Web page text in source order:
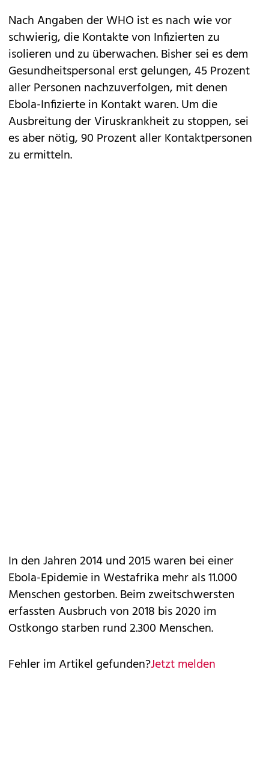
Nach Angaben der WHO ist es nach wie vor
schwierig, die Kontakte von Infizierten zu
isolieren und zu überwachen. Bisher sei es dem
Gesundheitspersonal erst gelungen, 45 Prozent
aller Personen nachzuverfolgen, mit denen
Ebola-Infizierte in Kontakt waren. Um die
Ausbreitung der Viruskrankheit zu stoppen, sei
es aber nötig, 90 Prozent aller Kontaktpersonen
zu ermitteln.
In den Jahren 2014 und 2015 waren bei einer
Ebola-Epidemie in Westafrika mehr als 11.000
Menschen gestorben. Beim zweitschwersten
erfassten Ausbruch von 2018 bis 2020 im
Ostkongo starben rund 2.300 Menschen.
Fehler im Artikel gefunden?Jetzt melden